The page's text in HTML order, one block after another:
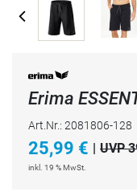
Erima
Art.Nr.: 2081806-128
25,99 € | UVP
inkl. 19 % MwSt.